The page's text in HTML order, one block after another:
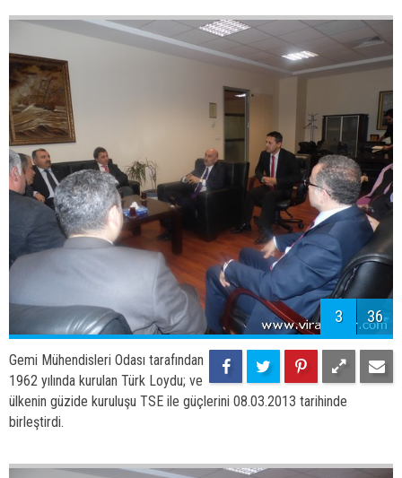
Gemi Mühendisleri Odası tarafından
1962 yılında kurulan Türk Loydu; ve
ülkenin güzide kuruluşu TSE ile güçlerini 08.03.2013 tarihinde
birleştirdi.